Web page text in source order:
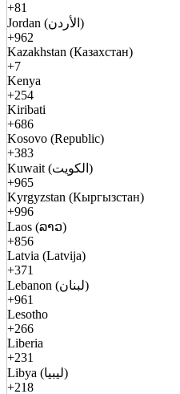
+81
Jordan (الأردن)
+962
Kazakhstan (Казахстан)
+7
Kenya
+254
Kiribati
+686
Kosovo (Republic)
+383
Kuwait (الكويت)
+965
Kyrgyzstan (Кыргызстан)
+996
Laos (ລາວ)
+856
Latvia (Latvija)
+371
Lebanon (لبنان)
+961
Lesotho
+266
Liberia
+231
Libya (ليبيا)
+218